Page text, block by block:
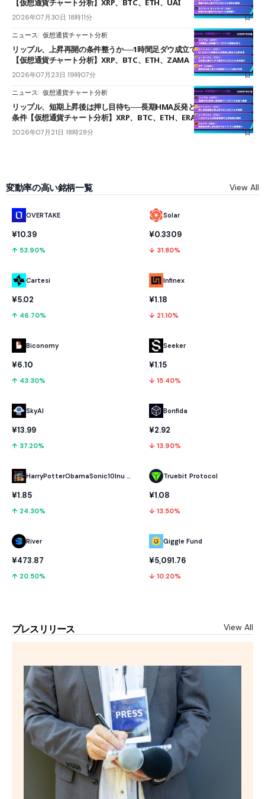
【仮想通貨チャート分析】XRP、BTC、ETH、UAI
2026年07月30日 18時11分
ニュース 仮想通貨チャート分析
リップル、上昇再開の条件整うか──1時間足ダウ成立で1.185ドルを狙う
【仮想通貨チャート分析】XRP、BTC、ETH、ZAMA
2026年07月23日 19時07分
ニュース 仮想通貨チャート分析
リップル、短期上昇後は押し目待ち──長期HMA反発と雲上抜けが買い
条件【仮想通貨チャート分析】XRP、BTC、ETH、ERA
2026年07月21日 18時28分
変動率の高い銘柄一覧 View All
OVERTAKE
¥10.39
↑ 53.90%
Cartesi
¥5.02
↑ 46.70%
Biconomy
¥6.10
↑ 43.30%
SkyAI
¥13.99
↑ 37.20%
HarryPotterObamaSonic10Inu (ETH)
¥1.85
↑ 24.30%
River
¥473.87
↑ 20.50%
Solar
¥0.3309
↓ 31.80%
Infinex
¥1.18
↓ 21.10%
Seeker
¥1.15
↓ 15.40%
Bonfida
¥2.92
↓ 13.90%
Truebit Protocol
¥1.08
↓ 13.50%
Giggle Fund
¥5,091.76
↓ 10.20%
プレスリリース View All